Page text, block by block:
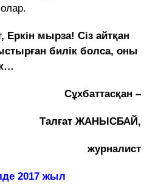
Еркін мырза! Сіз айтқан
билік болса, оны
Сұхбаттасқан –
Талғат ЖАНЫСБАЙ,
журналист
2017 жыл